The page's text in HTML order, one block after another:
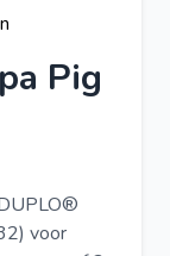
Pig
voor